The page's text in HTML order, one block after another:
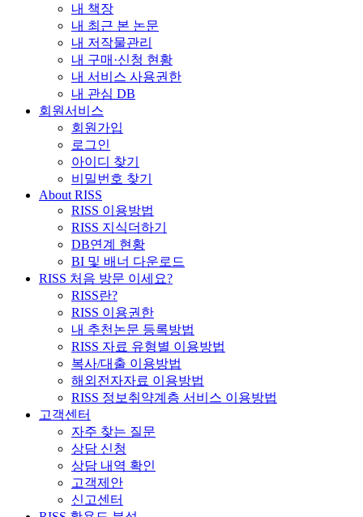
내 책장
내 최근 본 논문
내 저작물관리
내 구매·신청 현황
내 서비스 사용권한
내 관심 DB
회원서비스
회원가입
로그인
아이디 찾기
비밀번호 찾기
About RISS
RISS 이용방법
RISS 지식더하기
DB연계 현황
BI 및 배너 다운로드
RISS 처음 방문 이세요?
RISS란?
RISS 이용권한
내 추천논문 등록방법
RISS 자료 유형별 이용방법
복사/대출 이용방법
해외전자자료 이용방법
RISS 정보취약계층 서비스 이용방법
고객센터
자주 찾는 질문
상담 신청
상담 내역 확인
고객제안
신고센터